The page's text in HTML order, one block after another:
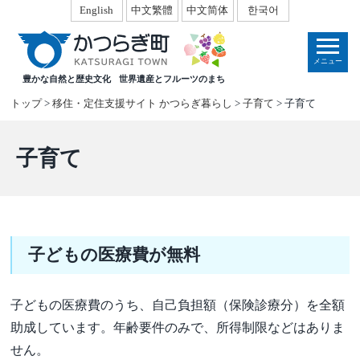
豊かな自然と歴史文化 世界遺産とフルーツのまち
English 中文繁體 中文简体 한국어
メニュー
トップ>移住・定住支援サイト かつらぎ暮らし >子育て > 子育て
子育て
子どもの医療費が無料
子どもの医療費のうち、自己負担額（保険診療分）を全額
助成しています。年齢要件のみで、所得制限などはありま
せん。